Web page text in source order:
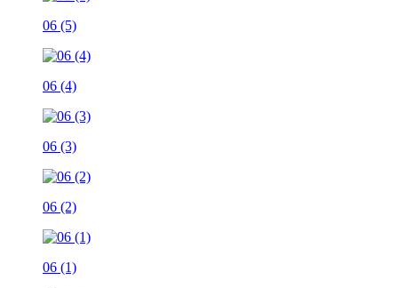
06 (5)
06 (4)
06 (3)
06 (2)
06 (1)